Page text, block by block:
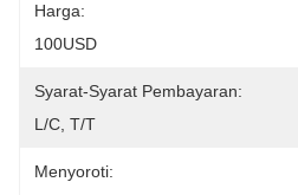
Harga:
100USD
Syarat-Syarat Pembayaran:
L/C, T/T
Menyoroti: